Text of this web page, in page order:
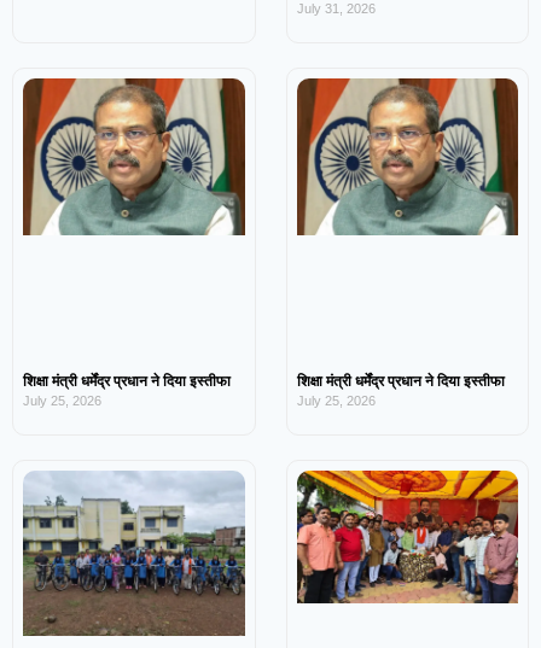
July 31, 2026
शिक्षा मंत्री धर्मेंद्र प्रधान ने दिया इस्तीफा
July 25, 2026
शिक्षा मंत्री धर्मेंद्र प्रधान ने दिया इस्तीफा
July 25, 2026